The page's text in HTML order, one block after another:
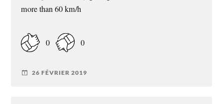
more than 60 km/h
0 0
26 FÉVRIER 2019